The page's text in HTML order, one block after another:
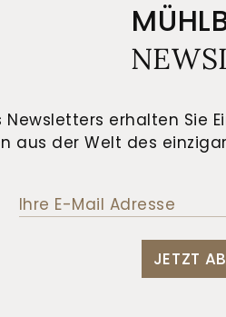
Newsletters erhalten Sie
aus der Welt des
JETZT